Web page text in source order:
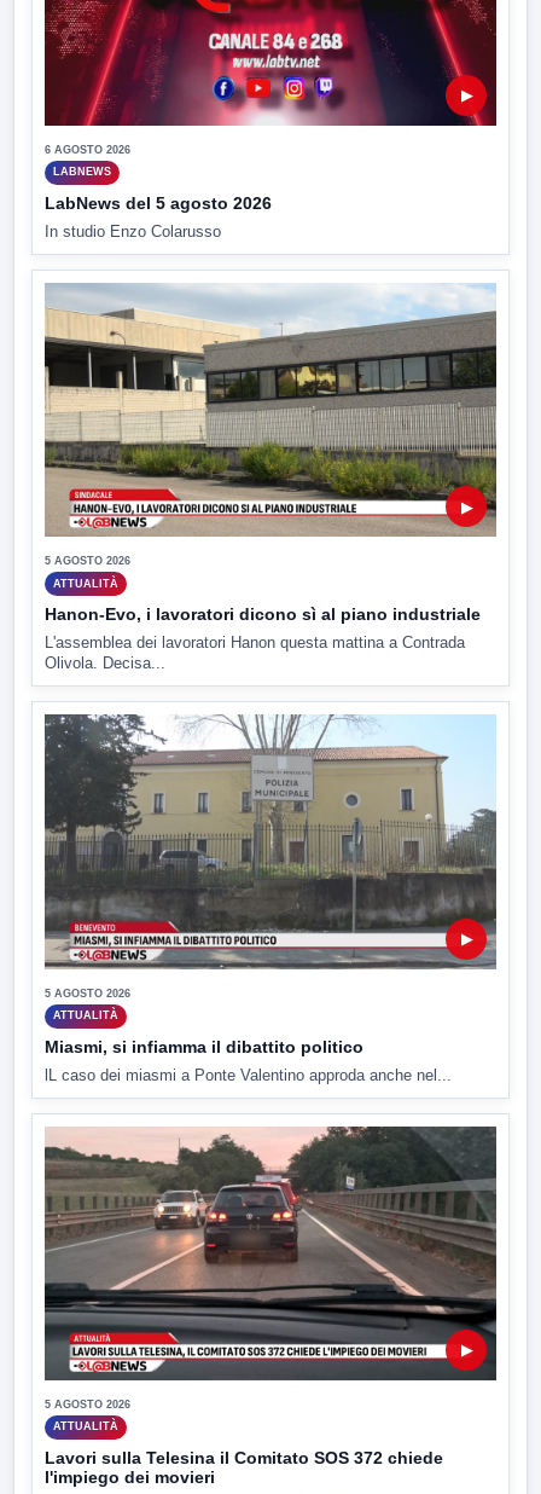
▶
6 AGOSTO 2026
LABNEWS
LabNews del 5 agosto 2026
In studio Enzo Colarusso
▶
5 AGOSTO 2026
ATTUALITÀ
Hanon-Evo, i lavoratori dicono sì al piano industriale
L'assemblea dei lavoratori Hanon questa mattina a Contrada
Olivola. Decisa...
▶
5 AGOSTO 2026
ATTUALITÀ
Miasmi, si infiamma il dibattito politico
lL caso dei miasmi a Ponte Valentino approda anche nel...
▶
5 AGOSTO 2026
ATTUALITÀ
Lavori sulla Telesina il Comitato SOS 372 chiede
l'impiego dei movieri